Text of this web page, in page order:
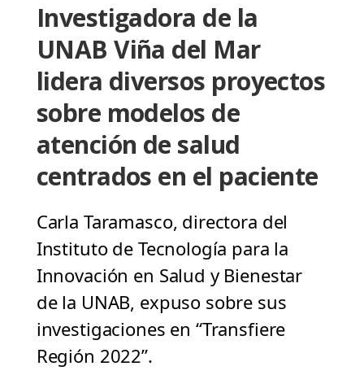
Investigadora de la
UNAB Viña del Mar
lidera diversos proyectos
sobre modelos de
atención de salud
centrados en el paciente
Carla Taramasco, directora del
Instituto de Tecnología para la
Innovación en Salud y Bienestar
de la UNAB, expuso sobre sus
investigaciones en “Transfiere
Región 2022”.